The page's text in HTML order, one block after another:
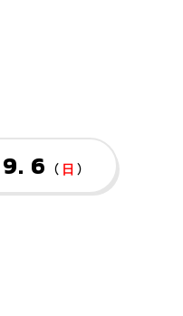
9. 6 （日 ）